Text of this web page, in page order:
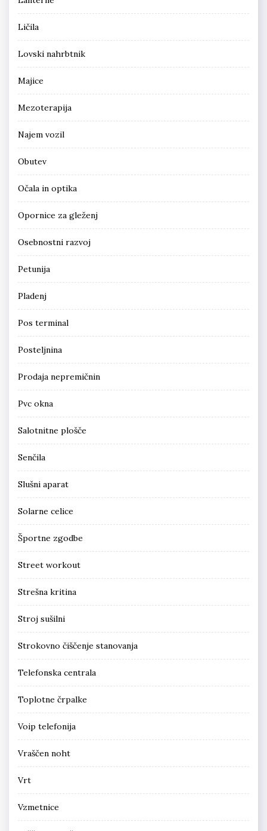
Ličila
Lovski nahrbtnik
Majice
Mezoterapija
Najem vozil
Obutev
Očala in optika
Opornice za gleženj
Osebnostni razvoj
Petunija
Pladenj
Pos terminal
Posteljnina
Prodaja nepremičnin
Pvc okna
Salotnitne plošče
Senčila
Slušni aparat
Solarne celice
Športne zgodbe
Street workout
Strešna kritina
Stroj sušilni
Strokovno čiščenje stanovanja
Telefonska centrala
Toplotne črpalke
Voip telefonija
Vraščen noht
Vrt
Vzmetnice